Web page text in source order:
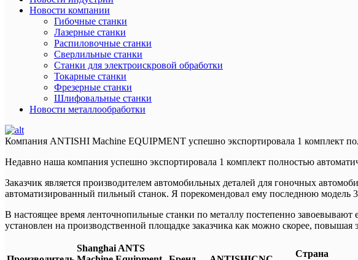
Новости компании
Гибочные станки
Лазерные станки
Распиловочные станки
Сверлильные станки
Станки для электроискровой обработки
Токарные станки
Фрезерные станки
Шлифовальные станки
Новости металлообработки
Компания ANTISHI Machine EQUIPMENT успешно экспортировала 1 комплект
Недавно наша компания успешно экспортировала 1 комплект полностью
Заказчик является производителем автомобильных деталей для гоночных
автоматизированный пильный станок. Я порекомендовал ему последнюю модель
В настоящее время ленточнопильные станки по металлу постепенно
установлен на производственной площадке заказчика как можно скорее, повышая
Shanghai ANTS
Страна